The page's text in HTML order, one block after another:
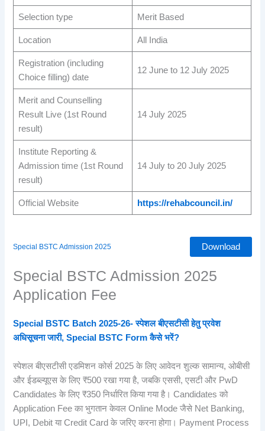
Selection type Merit Based
Location All India
Registration (including
Choice filling) date
12 June to 12 July 2025
Merit and Counselling
Result Live (1st Round
result)
14 July 2025
Institute Reporting &
Admission time (1st Round
result)
14 July to 20 July 2025
Official Website https://rehabcouncil.in/
Special BSTC Admission 2025 Download
Special BSTC Admission 2025
Application Fee
Special BSTC Batch 2025-26- स्पेशल बीएसटीसी हेतु प्रवेश
अधिसूचना जारी, Special BSTC Form कैसे भरें?
स्पेशल बीएसटीसी एडमिशन कोर्स 2025 के लिए आवेदन शुल्क सामान्य, ओबीसी
और ईडब्ल्यूएस के लिए ₹500 रखा गया है, जबकि एससी, एसटी और PwD
Candidates के लिए ₹350 निर्धारित किया गया है। Candidates को
Application Fee का भुगतान केवल Online Mode जैसे Net Banking,
UPI, Debit या Credit Card के जरिए करना होगा। Payment Process